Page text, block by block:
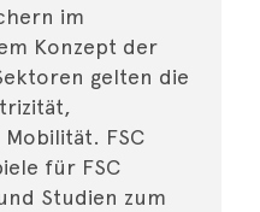
im
Konzept der
gelten die
FSC
für FSC
Studien zum